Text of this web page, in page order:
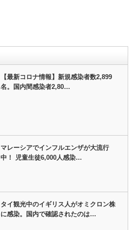
【最新コロナ情報】新規感染者数2,899
名。国内間感染者2,80…
マレーシアでインフルエンザが大流行
中！ 児童生徒6,000人感染…
タイ観光中のイギリス人がオミクロン株
に感染。国内で確認されたのは…